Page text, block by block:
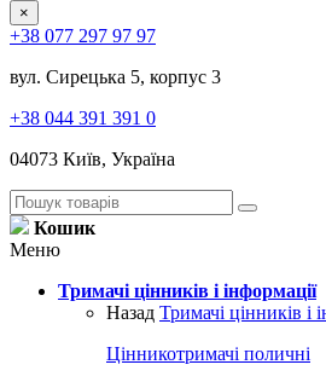
×
+38 077 297 97 97
вул. Сирецька 5, корпус 3
+38 044 391 391 0
04073 Київ, Україна
Кошик
Меню
Тримачі цінників і інформації
Назад Тримачі цінників і
Цінникотримачі поличні